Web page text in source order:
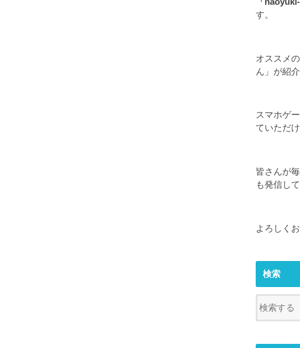
す。
オススメ
ん」が紹
スマホゲ
ていただ
皆さんが
も発信し
よろしく
検索